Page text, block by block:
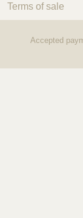
Terms of sale
Accepted